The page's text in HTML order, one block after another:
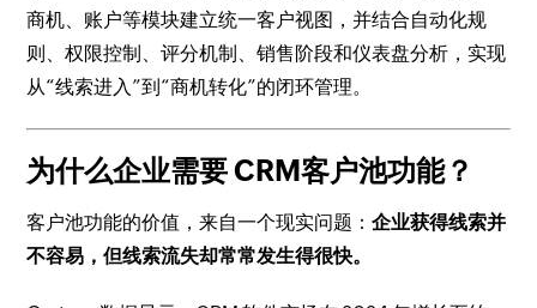
商机、账户等模块建立统一客户视图，并结合自动化规
则、权限控制、评分机制、销售阶段和仪表盘分析，实现
从“线索进入”到“商机转化”的闭环管理。
为什么企业需要 CRM客户池功能？
客户池功能的价值，来自一个现实问题：企业获得线索并
不容易，但线索流失却常常发生得很快。